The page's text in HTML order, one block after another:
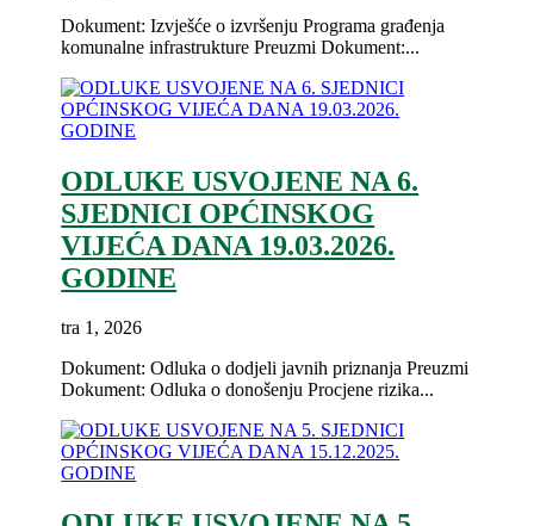
Dokument: Izvješće o izvršenju Programa građenja
komunalne infrastrukture Preuzmi Dokument:...
ODLUKE USVOJENE NA 6.
SJEDNICI OPĆINSKOG
VIJEĆA DANA 19.03.2026.
GODINE
tra 1, 2026
Dokument: Odluka o dodjeli javnih priznanja Preuzmi
Dokument: Odluka o donošenju Procjene rizika...